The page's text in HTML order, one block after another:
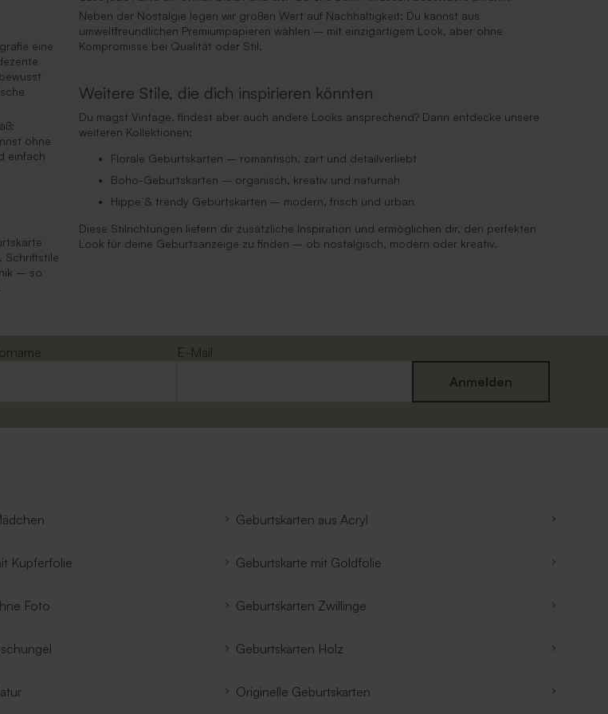
eine
ohne
einfach
Schriftstile
– so
Neben der Nostalgie legen wir großen Wert auf Nachhaltigkeit: Du kannst aus
umweltfreundlichen Premiumpapieren wählen – mit einzigartigem Look, aber ohne
Kompromisse bei Qualität oder Stil.
Weitere Stile, die dich inspirieren könnten
Du magst Vintage, findest aber auch andere Looks ansprechend? Dann entdecke unsere
weiteren Kollektionen:
Florale Geburtskarten – romantisch, zart und detailverliebt
Boho-Geburtskarten – organisch, kreativ und naturnah
Hippe & trendy Geburtskarten – modern, frisch und urban
Diese Stilrichtungen liefern dir zusätzliche Inspiration und ermöglichen dir, den perfekten
Look für deine Geburtsanzeige zu finden – ob nostalgisch, modern oder kreativ.
E-Mail
Anmelden
Geburtskarten aus Acryl
Kupferfolie Geburtskarte mit Goldfolie
Foto Geburtskarten Zwillinge
Geburtskarten Holz
Originelle Geburtskarten